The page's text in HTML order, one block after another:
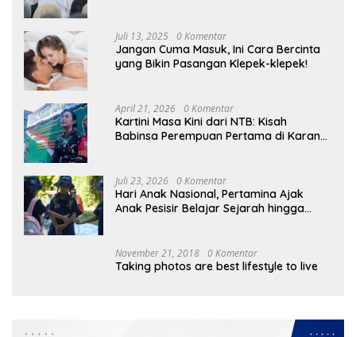
Juli 13, 2025 0 Komentar
Jangan Cuma Masuk, Ini Cara Bercinta
yang Bikin Pasangan Klepek-klepek!
April 21, 2026 0 Komentar
Kartini Masa Kini dari NTB: Kisah
Babinsa Perempuan Pertama di Karang
Juli 23, 2026 0 Komentar
Hari Anak Nasional, Pertamina Ajak
Anak Pesisir Belajar Sejarah hingga
November 21, 2018 0 Komentar
Taking photos are best lifestyle to live